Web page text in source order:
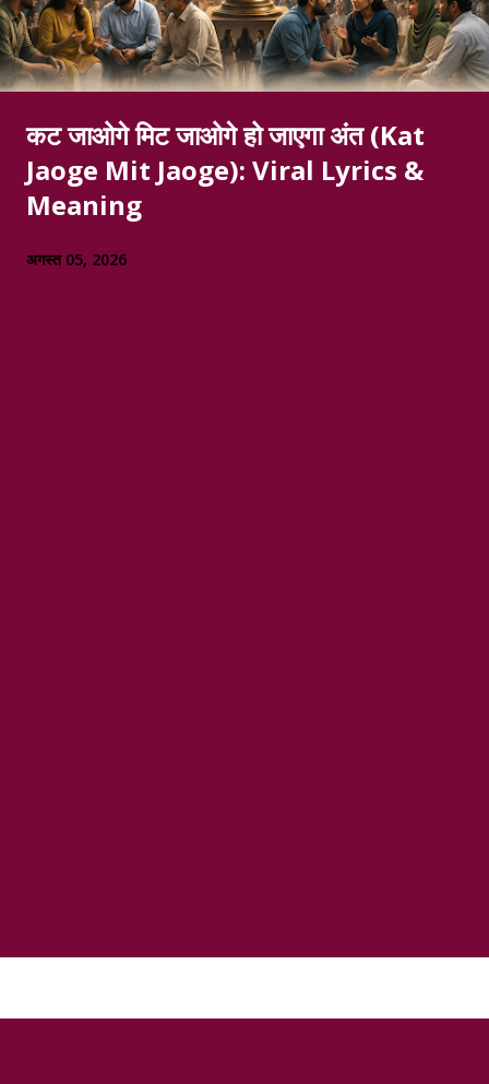
कट जाओगे मिट जाओगे हो जाएगा अंत (Kat
Jaoge Mit Jaoge): Viral Lyrics &
Meaning
अगस्त 05, 2026